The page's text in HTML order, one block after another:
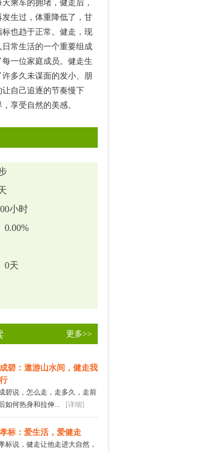
乘车的拥堵，健走后，
生过，体重降低了，甘
也趋于正常。健走，现
常生活的一个重要组成
一位家庭成员。健走生
多久未谋面的发小、朋
自己追逐的节奏慢下
享受自然的美感。
小时
0.00%
0天
更多>>
碧：遨游山水间，健走我
碧说，怎么走，走多久，走前
如何热身和拉伸...
[详细]
标：爱生活，爱健走
标说，健走让他走进大自然，